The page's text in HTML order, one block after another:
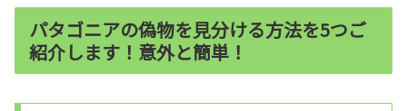
パタゴニアの偽物を見分ける方法を5つご
紹介します！意外と簡単！